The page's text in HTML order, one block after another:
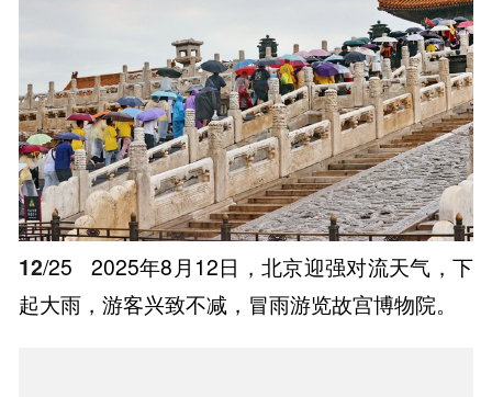
12/25
2025年8月12日，北京迎强对流天气，下
起大雨，游客兴致不减，冒雨游览故宫博物院。